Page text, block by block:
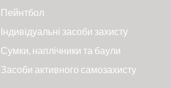
Пейнтбол
Індивідуальні засоби захисту
Сумки, наплічники та баули
Засоби активного самозахисту